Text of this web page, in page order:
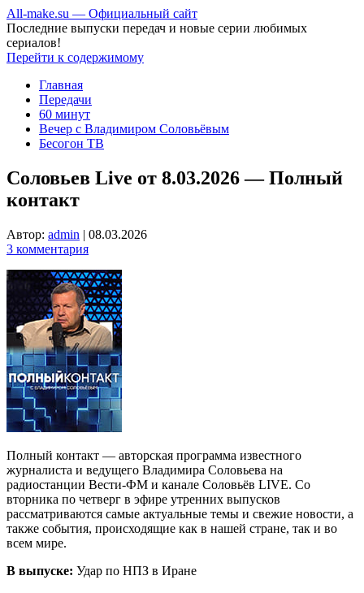
All-make.su — Официальный сайт
Последние выпуски передач и новые серии любимых
сериалов!
Перейти к содержимому
Главная
Передачи
60 минут
Вечер с Владимиром Соловьёвым
Бесогон ТВ
Соловьев Live от 8.03.2026 — Полный
контакт
Автор: admin | 08.03.2026
3 комментария
Полный контакт — авторская программа известного
журналиста и ведущего Владимира Соловьева на
радиостанции Вести-ФМ и канале Соловьёв LIVE. Со
вторника по четверг в эфире утренних выпусков
рассматриваются самые актуальные темы и свежие новости, а
также события, происходящие как в нашей стране, так и во
всем мире.
В выпуске: Удар по НПЗ в Иране